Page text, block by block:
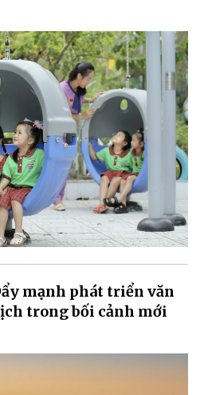
mạnh phát triển văn
trong bối cảnh mới